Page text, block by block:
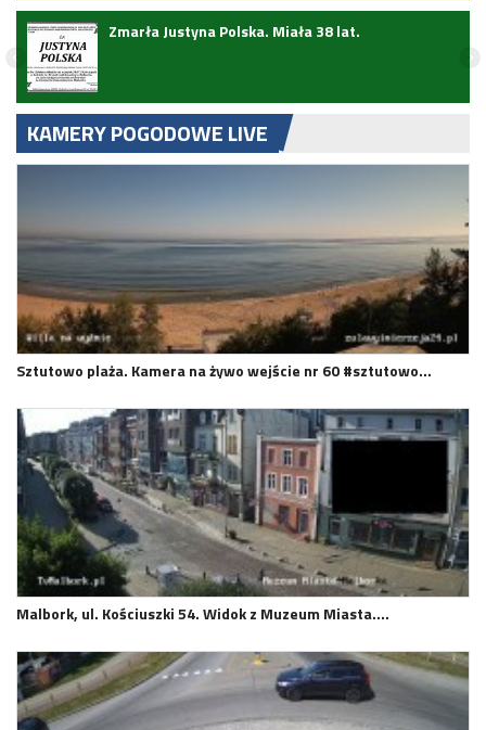
Zmarła Justyna Polska. Miała 38 lat.
KAMERY POGODOWE LIVE
Sztutowo plaża. Kamera na żywo wejście nr 60 #sztutowo…
Malbork, ul. Kościuszki 54. Widok z Muzeum Miasta.…